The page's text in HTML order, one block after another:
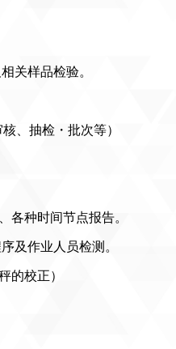
关样品检验。
、抽检・批次等）
种时间节点报告。
及作业人员检测。
的校正）